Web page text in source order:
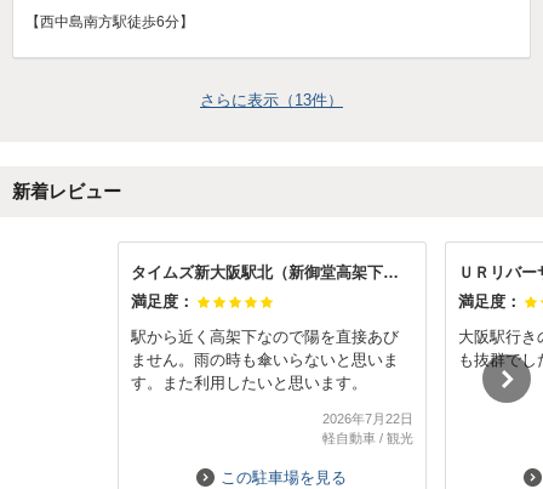
【西中島南方駅徒歩6分】
さらに表示（ 13件）
新着レビュー
タイムズ新大阪駅北（新御堂高架下）タイムズのB専用
満足度：
駅から近く高架下なので陽を直接あび
ません。雨の時も傘いらないと思いま
す。また利用したいと思います。
2026年7月22日
軽自動車/ 観光
この駐車場を見る
ＵＲリバ
満足度：
大阪駅行き
も抜群でし